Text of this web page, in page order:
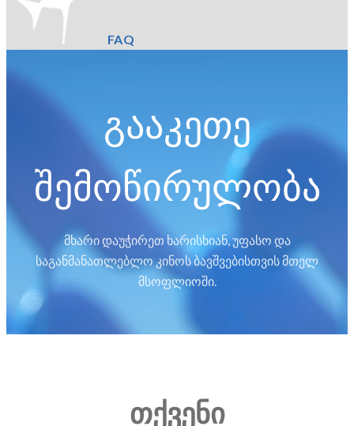
FAQ
გააკეთე
შემოწირულობა
მხარი დაუჭირეთ ხარისხიან, უფასო და
საგანმანათლებლო კინოს ბავშვებისთვის მთელ
მსოფლიოში.
თქვენი